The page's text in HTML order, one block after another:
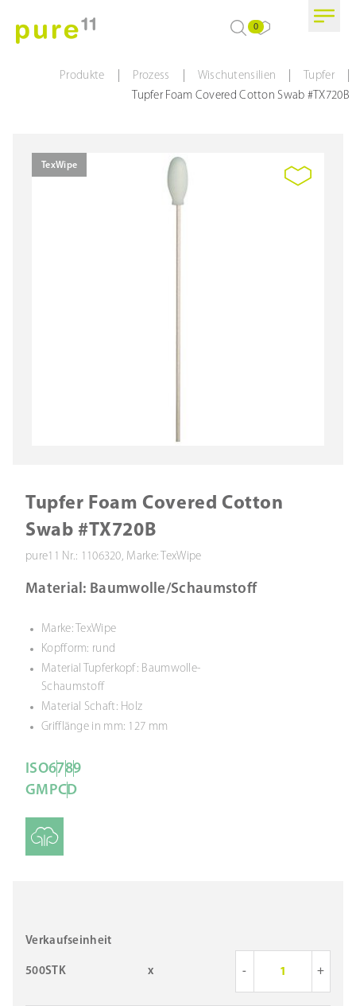
0
Produkte Prozess Wischutensilien Tupfer
Tupfer Foam Covered Cotton Swab #TX720B
TexWipe
Tupfer Foam Covered Cotton
Swab #TX720B
pure11 Nr.: 1106320, Marke: TexWipe
Material: Baumwolle/Schaumstoff
Marke: TexWipe
Kopfform: rund
Material Tupferkopf: Baumwolle-
Schaumstoff
Material Schaft: Holz
Grifflänge in mm: 127 mm
ISO6789
GMPCD
Verkaufseinheit
500STK x - +